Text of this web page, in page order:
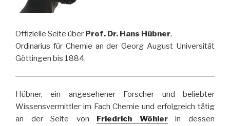
Offizielle Seite über Prof. Dr. Hans Hübner,
Ordinarius für Chemie an der Georg August Universität
Göttingen bis 1884.
Hübner, ein angesehener Forscher und beliebter
Wissensvermittler im Fach Chemie und erfolgreich tätig
an der Seite von Friedrich Wöhlerin dessen